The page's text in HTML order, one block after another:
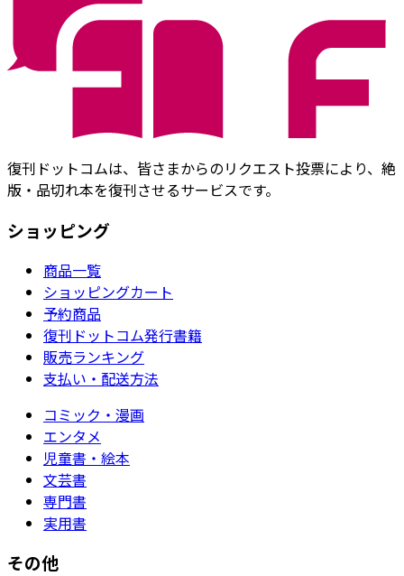
復刊ドットコムは、皆さまからのリクエスト投票により、絶
版・品切れ本を復刊させるサービスです。
ショッピング
商品一覧
ショッピングカート
予約商品
復刊ドットコム発行書籍
販売ランキング
支払い・配送方法
コミック・漫画
エンタメ
児童書・絵本
文芸書
専門書
実用書
その他